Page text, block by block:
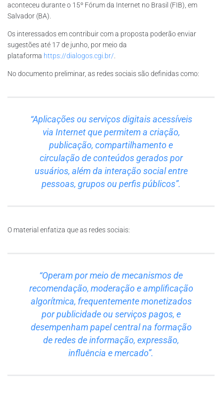
aconteceu durante o 15º Fórum da Internet no Brasil (FIB), em
Salvador (BA).
Os interessados em contribuir com a proposta poderão enviar
sugestões até 17 de junho, por meio da
plataforma https://dialogos.cgi.br/
No documento preliminar, as redes sociais são definidas como:
“Aplicações ou serviços digitais acessíveis
via Internet que permitem a criação,
publicação, compartilhamento e
circulação de conteúdos gerados por
usuários, além da interação social entre
pessoas, grupos ou perfis públicos”.
O material enfatiza que as redes sociais:
“Operam por meio de mecanismos de
recomendação, moderação e amplificação
algorítmica, frequentemente monetizados
por publicidade ou serviços pagos, e
desempenham papel central na formação
de redes de informação, expressão,
influência e mercado”.